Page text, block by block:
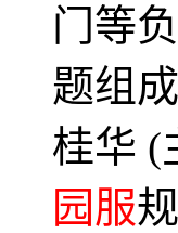
门等
题组
桂华 (
园服